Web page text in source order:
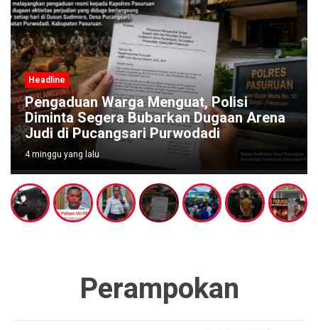
Headline
Pengaduan Warga Menguat, Polisi
Diminta Segera Bubarkan Dugaan Arena
Judi di Pucangsari Purwodadi
4 minggu yang lalu
Perampokan